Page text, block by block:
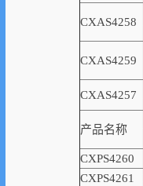
CXAS4258
CXAS4259
CXAS4257
产品名称
CXPS4260
CXPS4261